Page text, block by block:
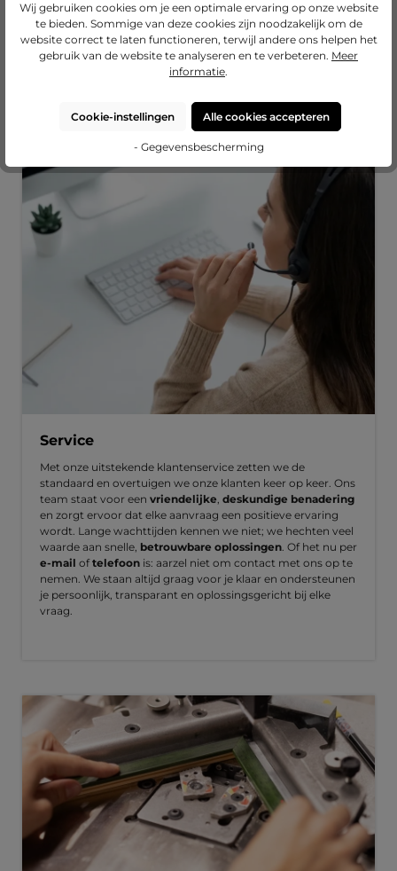
€ 42,35
Nu configureren
€ 16,55
Nu configureren
€ 24,65
Nu configureren
Onze diensten
Service
Met onze uitstekende klantenservice zetten we de
standaard en overtuigen we onze klanten keer op keer. Ons
team staat voor een vriendelijke, deskundige benadering
en zorgt ervoor dat elke aanvraag een positieve ervaring
wordt. Lange wachttijden kennen we niet; we hechten veel
waarde aan snelle, betrouwbare oplossingen. Of het nu per
e-mail oftelefoon is: aarzel niet om contact met ons op te
nemen. We staan altijd graag voor je klaar en ondersteunen
je persoonlijk, transparant en oplossingsgericht bij elke
vraag.
Wij gebruiken cookies om je een optimale ervaring op onze website
te bieden. Sommige van deze cookies zijn noodzakelijk om de
website correct te laten functioneren, terwijl andere ons helpen het
gebruik van de website te analyseren en te verbeteren. Meer
informatie.
Cookie-instellingen Alle cookies accepteren
- Gegevensbescherming